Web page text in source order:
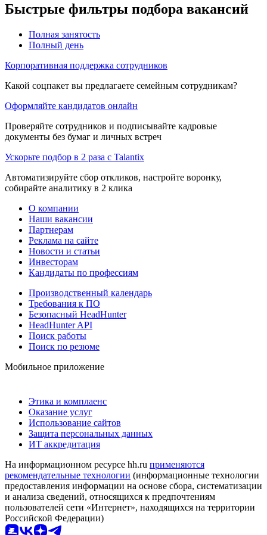
Быстрые фильтры подбора вакансий
Полная занятость
Полный день
Корпоративная поддержка сотрудников
Какой соцпакет вы предлагаете семейным сотрудникам?
Оформляйте кандидатов онлайн
Проверяйте сотрудников и подписывайте кадровые
документы без бумаг и личных встреч
Ускорьте подбор в 2 раза с Talantix
Автоматизируйте сбор откликов, настройте воронку,
собирайте аналитику в 2 клика
О компании
Наши вакансии
Партнерам
Реклама на сайте
Новости и статьи
Инвесторам
Кандидаты по профессиям
Производственный календарь
Требования к ПО
Безопасный HeadHunter
HeadHunter API
Поиск работы
Поиск по резюме
Мобильное приложение
Этика и комплаенс
Оказание услуг
Использование сайтов
Защита персональных данных
ИТ аккредитация
На информационном ресурсе hh.ru применяются
рекомендательные технологии (информационные технологии
предоставления информации на основе сбора, систематизации
и анализа сведений, относящихся к предпочтениям
пользователей сети «Интернет», находящихся на территории
Российской Федерации)